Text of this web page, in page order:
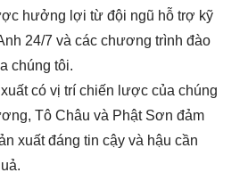
hưởng lợi từ đội ngũ hỗ trợ kỹ
24/7 và các chương trình đào
chúng tôi.
có vị trí chiến lược của chúng
Tô Châu và Phật Sơn đảm
xuất đáng tin cậy và hậu cần